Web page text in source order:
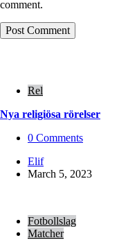
comment.
Rel
Nya religiösa rörelser
0 Comments
Posted
by
Elif
March 5, 2023
Fotbollslag
Matcher